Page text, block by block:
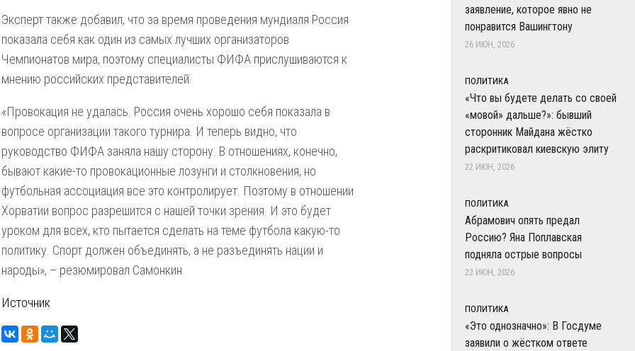
Эксперт также добавил, что за время проведения мундиаля Россия
показала себя как один из самых лучших организаторов
Чемпионатов мира, поэтому специалисты ФИФА прислушиваются к
мнению российских представителей.
«Провокация не удалась. Россия очень хорошо себя показала в
вопросе организации такого турнира. И теперь видно, что
руководство ФИФА заняла нашу сторону. В отношениях, конечно,
бывают какие-то провокационные лозунги и столкновения, но
футбольная ассоциация все это контролирует. Поэтому в отношении
Хорватии вопрос разрешится с нашей точки зрения. И это будет
уроком для всех, кто пытается сделать на теме футбола какую-то
политику. Спорт должен объединять, а не разъединять нации и
народы», – резюмировал Самонкин.
Источник
заявление, которое явно не
понравится Вашингтону
26 ИЮН, 2026
ПОЛИТИКА
«Что вы будете делать со своей
«мовой» дальше?»: бывший
сторонник Майдана жёстко
раскритиковал киевскую элиту
22 ИЮН, 2026
ПОЛИТИКА
Абрамович опять предал
Россию? Яна Поплавская
подняла острые вопросы
22 ИЮН, 2026
ПОЛИТИКА
«Это однозначно»: В Госдуме
заявили о жёстком ответе